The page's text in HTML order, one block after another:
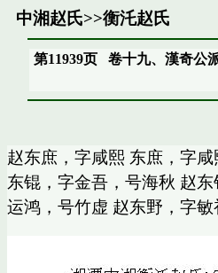
中湘赵氏>>衡汑赵氏
第11939页卷十九、漢奇公
赵东庶，字咸熙 东庶，字
东锟，字金吾，号海秋 赵
运鸿，号竹虚 赵东野，字